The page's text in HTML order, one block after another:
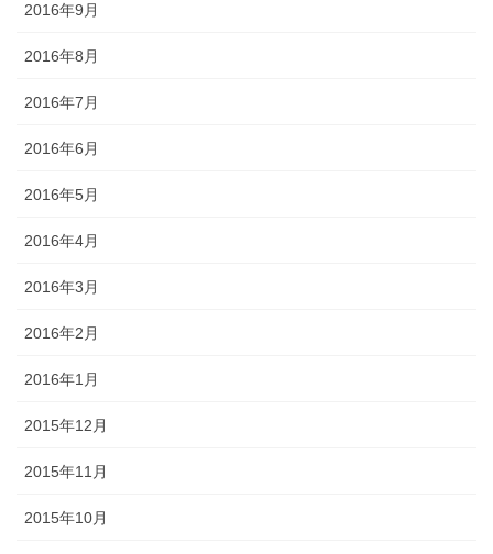
2016年9月
2016年8月
2016年7月
2016年6月
2016年5月
2016年4月
2016年3月
2016年2月
2016年1月
2015年12月
2015年11月
2015年10月